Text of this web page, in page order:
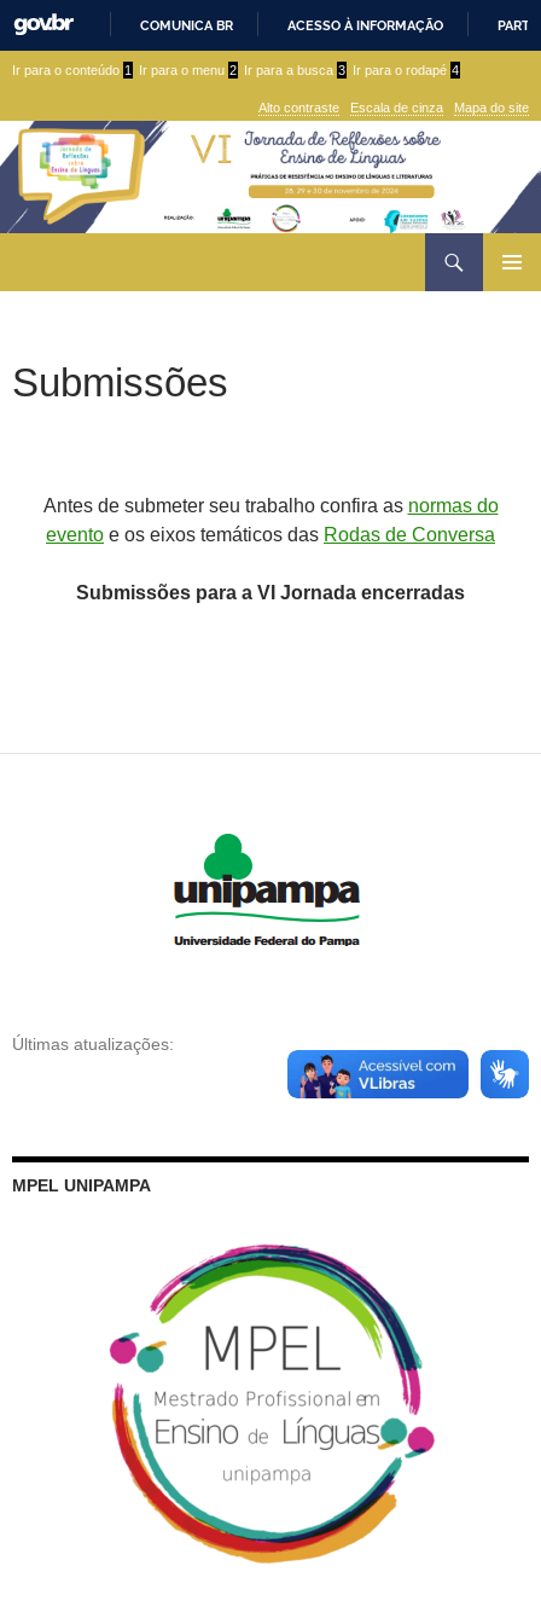
PARA
CONTEÚDO
COMUNICA BR ACESSO À INFORMAÇÃO
conteúdo
menu
superior
Ir para o conteúdo 1 Ir para o menu 2 Ir para a busca 3 Ir para o rodapé 4
Alto contraste Escala de cinza Mapa do site
Submissões
Antes de submeter seu trabalho confira as normas do
evento e os eixos temáticos das Rodas de Conversa
Submissões para a VI Jornada encerradas
Últimas atualizações:
MPEL UNIPAMPA